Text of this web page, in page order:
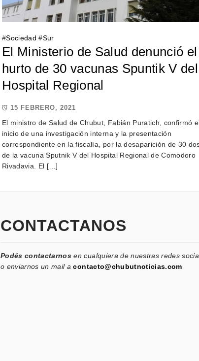
#Sociedad #Sur
El Ministerio de Salud denunció el
hurto de 30 vacunas Spuntik V del
Hospital Regional
15 FEBRERO, 2021
El ministro de Salud de Chubut, Fabián Puratich, confirmó
inicio de una investigación interna y la presentación
correspondiente en la fiscalía, por la desaparición de 30
de la vacuna Sputnik V del Hospital Regional de Comodoro
Rivadavia. El […]
CONTACTANOS
Podés contactarnos en cualquiera de nuestras redes
o enviarnos un mail acontacto@chubutnoticias.com